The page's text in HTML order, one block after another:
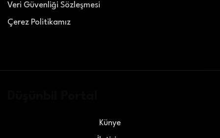
Veri Güvenliği Sözleşmesi
Çerez Politikamız
Künye